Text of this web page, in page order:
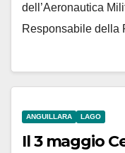
dell’Aeronautica
Responsabile della
ANGUILLARA LAGO
Il 3 maggio